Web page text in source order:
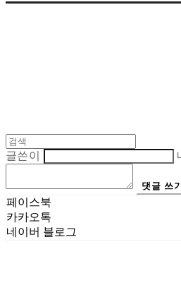
글쓴이
댓글 쓰기
페이스북
카카오톡
네이버 블로그